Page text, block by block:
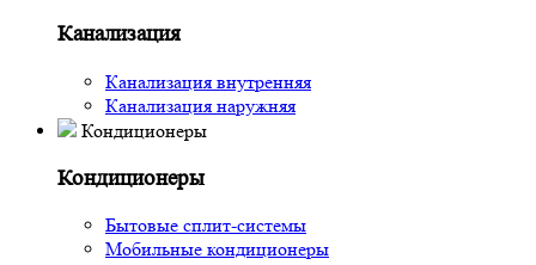
Канализация
Канализация внутренняя
Канализация наружняя
Кондиционеры
Кондиционеры
Бытовые сплит-системы
Мобильные кондиционеры